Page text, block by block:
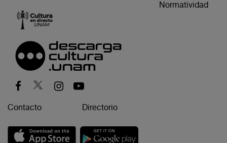
Normatividad
Contacto Directorio